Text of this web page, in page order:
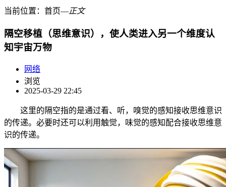
当前位置： 首页―正文
隔空移植（思维意识），使人类进入另一个维度认
知宇宙万物
网络
浏览
2025-03-29 22:45
这里的隔空指的是通过看、听，嗅觉的感知接收思维意识
的传递。必要时还可以利用触觉，味觉的感知配合接收思维意
识的传递。